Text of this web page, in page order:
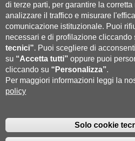
Segui DSFTA
P.IVA 00273530527 | C.F. 80002070524 |
di terze parti, per garantire la
analizzare il traffico e misurare
comunicazione istituzionale. Puoi
necessari e di profilazione cliccando
tecnici”. Puoi scegliere di
su “Accetta tutti” oppure puoi
cliccando su “Personalizza”.
Per maggiori informazioni leggi la
policy
Solo cookie